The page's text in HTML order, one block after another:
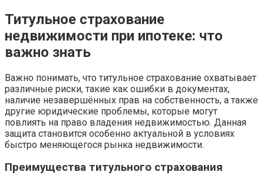
Титульное страхование
недвижимости при ипотеке: что
важно знать
Важно понимать, что титульное страхование охватывает
различные риски, такие как ошибки в документах,
наличие незавершённых прав на собственность, а также
другие юридические проблемы, которые могут
повлиять на право владения недвижимостью. Данная
защита становится особенно актуальной в условиях
быстро меняющегося рынка недвижимости.
Преимущества титульного страхования